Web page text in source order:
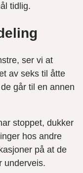
tidlig.
ser vi at
av seks til åtte
går til en annen
stoppet, dukker
hos andre
på at de
underveis.